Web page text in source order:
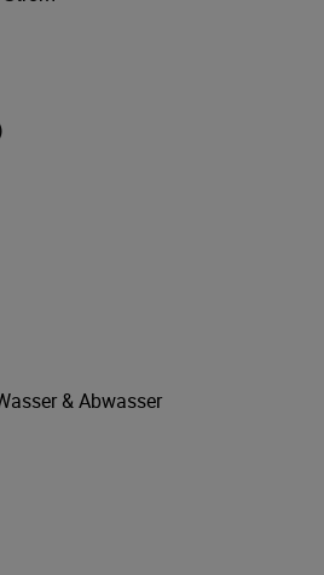
& Abwasser